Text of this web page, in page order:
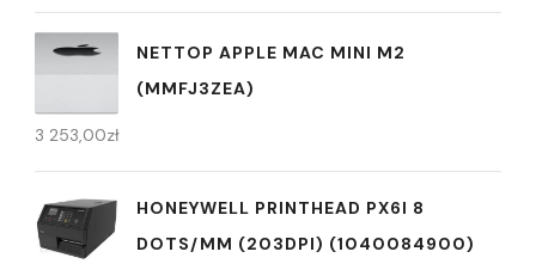
NETTOP APPLE MAC MINI M2
(MMFJ3ZEA)
3 253,00zł
HONEYWELL PRINTHEAD PX6I 8
DOTS/MM (203DPI) (1040084900)